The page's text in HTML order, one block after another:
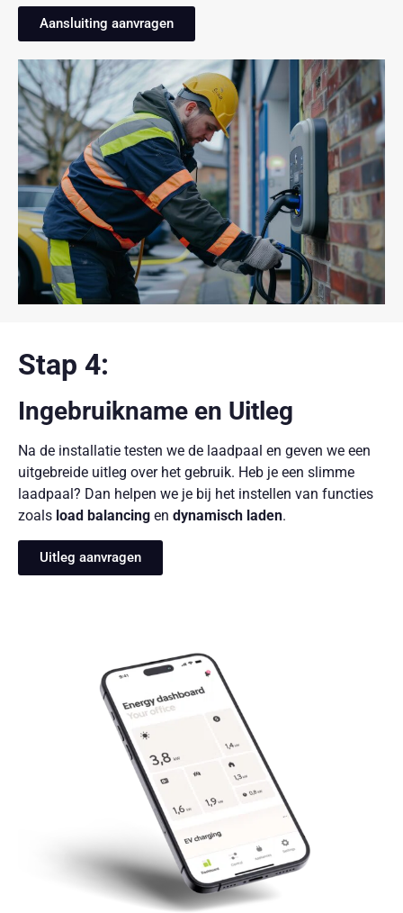
Aansluiting aanvragen
Stap 4:
Ingebruikname en Uitleg
Na de installatie testen we de laadpaal en geven we een
uitgebreide uitleg over het gebruik. Heb je een slimme
laadpaal? Dan helpen we je bij het instellen van functies
zoals load balancing en dynamisch laden.
Uitleg aanvragen